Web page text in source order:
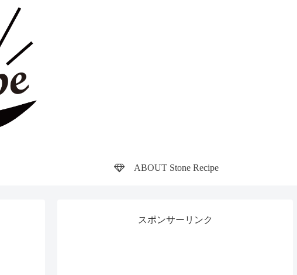
ABOUT Stone Recipe
スポンサーリンク